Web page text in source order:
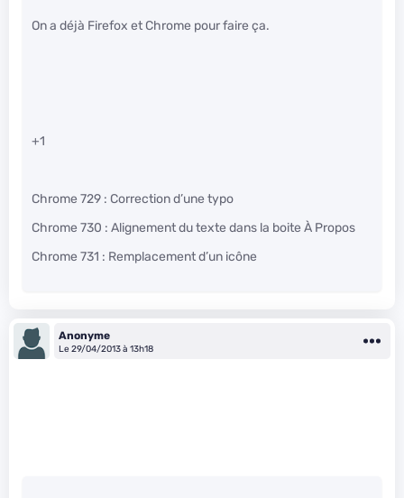
On a déjà Firefox et Chrome pour faire ça.
+1
Chrome 729 : Correction d’une typo
Chrome 730 : Alignement du texte dans la boite À Propos
Chrome 731 : Remplacement d’un icône
Anonyme
Le 29/04/2013 à 13h18